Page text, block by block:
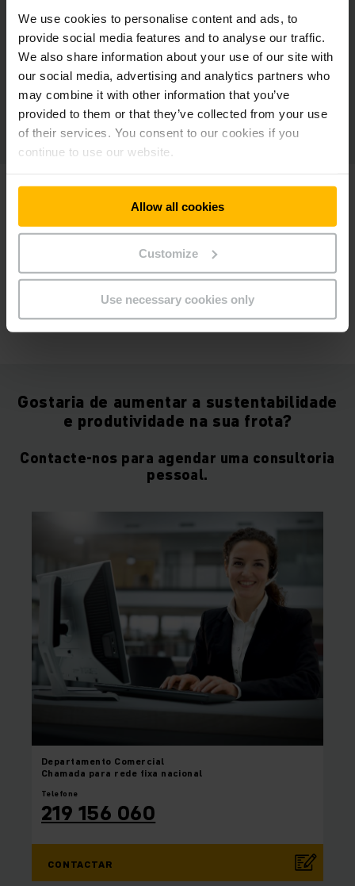
We use cookies to personalise content and ads, to
provide social media features and to analyse our traffic.
We also share information about your use of our site with
our social media, advertising and analytics partners who
may combine it with other information that you’ve
provided to them or that they’ve collected from your use
of their services. You consent to our cookies if you
continue to use our website.
Allow all cookies
Customize
Use necessary cookies only
SVEN FRANK
TERRESTRES
«Graças à tecnologia de iões de lítio
podemos carregar os reboques
durante as pausas, como se fossem
telemóveis.»
Gostaria de aumentar a sustentabilidade
e produtividade na sua frota?
Contacte-nos para agendar uma consultoria
pessoal.
Departamento Comercial
Chamada para rede fixa nacional
Telefone
219 156 060
CONTACTAR